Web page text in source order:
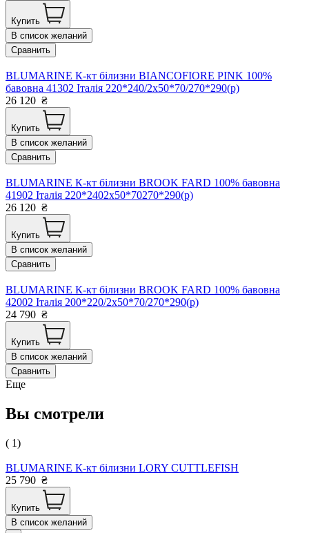
Купить
В список желаний
Сравнить
BLUMARINE К-кт білизни BIANCOFIORE PINK 100%
бавовна 41302 Італія 220*240/2х50*70/270*290(р)
26 120 ₴
Купить
В список желаний
Сравнить
BLUMARINE К-кт білизни BROOK FARD 100% бавовна
41902 Італія 220*2402x50*70270*290(р)
26 120 ₴
Купить
В список желаний
Сравнить
BLUMARINE К-кт білизни BROOK FARD 100% бавовна
42002 Італія 200*220/2х50*70/270*290(р)
24 790 ₴
Купить
В список желаний
Сравнить
Еще
Вы смотрели
( 1)
BLUMARINE К-кт білизни LORY CUTTLEFISH
25 790 ₴
Купить
В список желаний